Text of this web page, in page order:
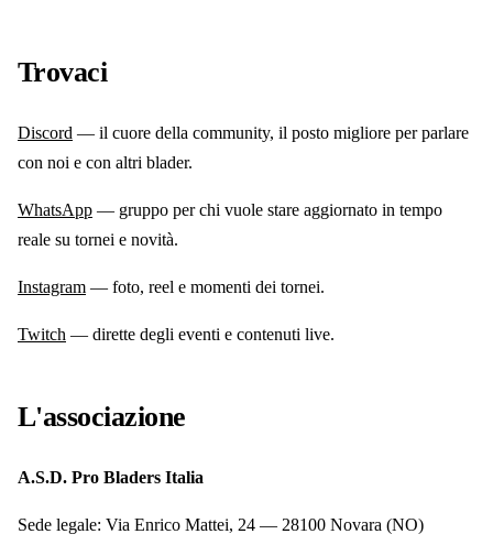
Trovaci
Discord — il cuore della community, il posto migliore per parlare
con noi e con altri blader.
WhatsApp — gruppo per chi vuole stare aggiornato in tempo
reale su tornei e novità.
Instagram — foto, reel e momenti dei tornei.
Twitch — dirette degli eventi e contenuti live.
L'associazione
A.S.D. Pro Bladers Italia
Sede legale: Via Enrico Mattei, 24 — 28100 Novara (NO)